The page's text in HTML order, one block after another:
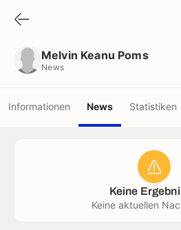
Melvin Keanu Poms
News
Informationen News Statistiken
Keine
Keine aktuellen